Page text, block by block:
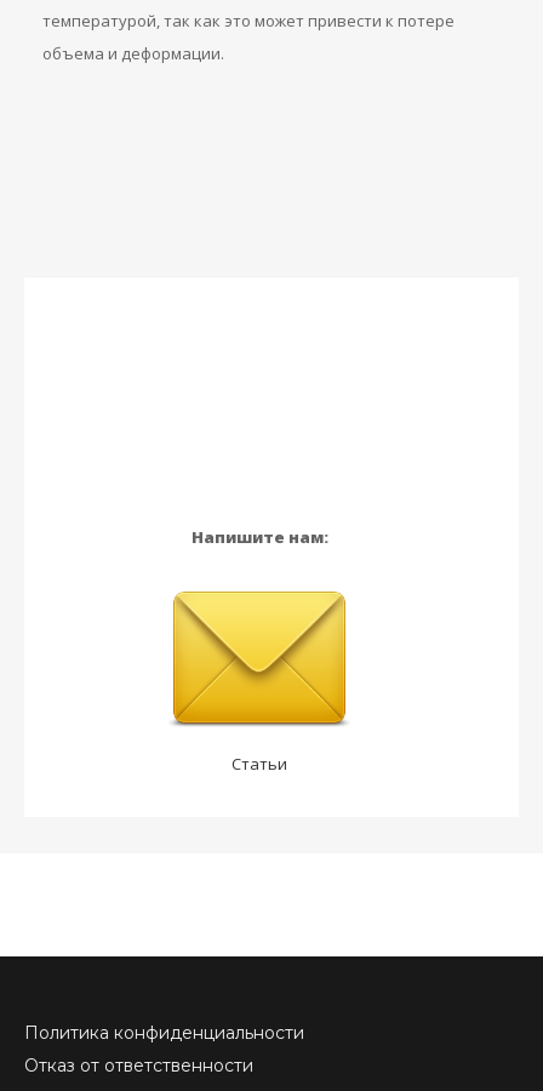
температурой, так как это может привести к потере
объема и деформации.
Напишите нам:
Статьи
Политика конфиденциальности
Отказ от ответственности